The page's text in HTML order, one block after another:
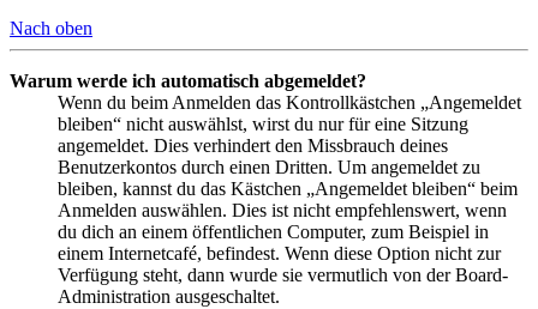
Nach oben
Warum werde ich automatisch abgemeldet?
Wenn du beim Anmelden das Kontrollkästchen „Angemeldet
bleiben“ nicht auswählst, wirst du nur für eine Sitzung
angemeldet. Dies verhindert den Missbrauch deines
Benutzerkontos durch einen Dritten. Um angemeldet zu
bleiben, kannst du das Kästchen „Angemeldet bleiben“ beim
Anmelden auswählen. Dies ist nicht empfehlenswert, wenn
du dich an einem öffentlichen Computer, zum Beispiel in
einem Internetcafé, befindest. Wenn diese Option nicht zur
Verfügung steht, dann wurde sie vermutlich von der Board-
Administration ausgeschaltet.